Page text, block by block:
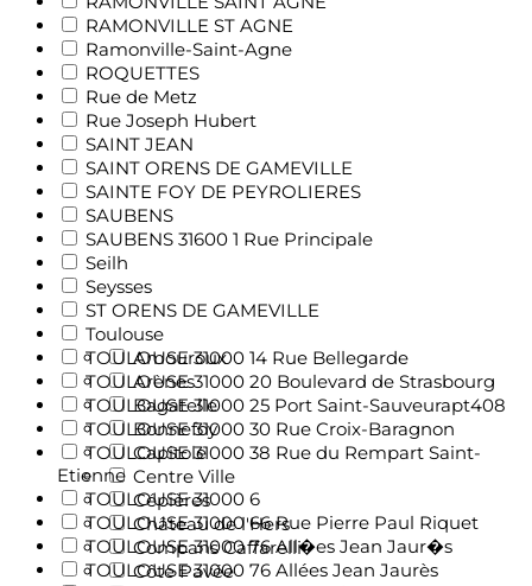
RAMONVILLE ST AGNE
Ramonville-Saint-Agne
ROQUETTES
Rue de Metz
Rue Joseph Hubert
SAINT JEAN
SAINT ORENS DE GAMEVILLE
SAINTE FOY DE PEYROLIERES
SAUBENS
SAUBENS 31600 1 Rue Principale
Seilh
Seysses
ST ORENS DE GAMEVILLE
Toulouse
Amouroux
Arènes
Bagatelle
Bonnefoy
Capitole
Centre Ville
Cépières
Château de l'Hers
Compans Caffarelli
Côte Pavée
TOULOUSE 31000 14 Rue Bellegarde
TOULOUSE 31000 20 Boulevard de Strasbourg
TOULOUSE 31000 25 Port Saint-Sauveurapt408
TOULOUSE 31000 30 Rue Croix-Baragnon
TOULOUSE 31000 38 Rue du Rempart Saint-
Etienne
TOULOUSE 31000 6
TOULOUSE 31000 66 Rue Pierre Paul Riquet
TOULOUSE 31000 76 All�es Jean Jaur�s
TOULOUSE 31000 76 Allées Jean Jaurès